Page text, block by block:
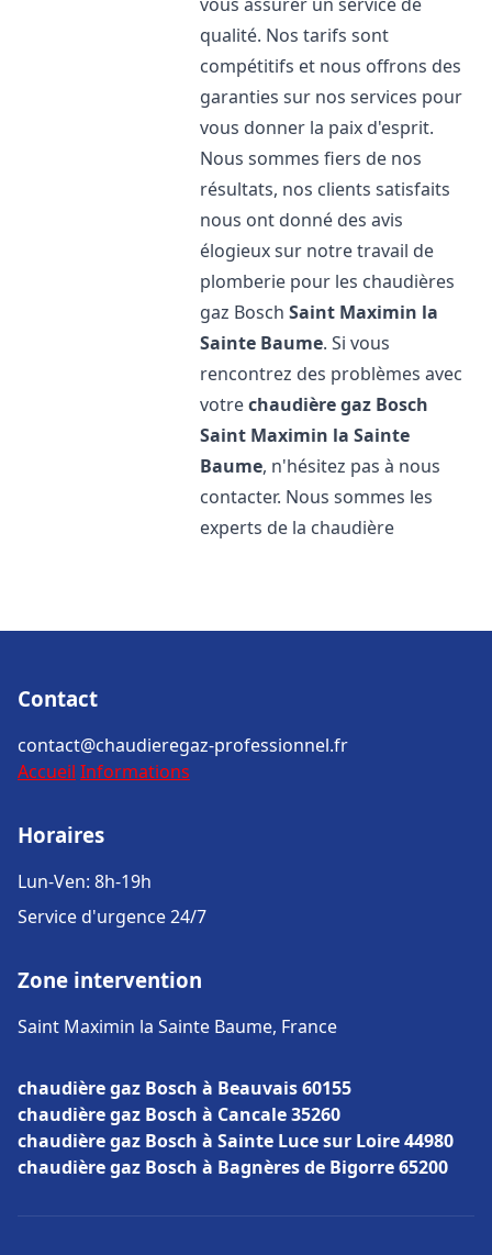
qualité. Nos tarifs sont
compétitifs et nous offrons des
garanties sur nos services pour
vous donner la paix d'esprit.
Nous sommes fiers de nos
résultats, nos clients satisfaits
nous ont donné des avis
élogieux sur notre travail de
plomberie pour les chaudières
gaz BoschSaint Maximin la
Sainte Baume. Si vous
rencontrez des problèmes avec
votrechaudière gaz Bosch
Saint Maximin la Sainte
Baume, n'hésitez pas à nous
contacter. Nous sommes les
experts de la chaudière
Contact
contact@chaudieregaz-professionnel.fr
Accueil Informations
Horaires
Lun-Ven: 8h-19h
Service d'urgence 24/7
Zone intervention
Saint Maximin la Sainte Baume, France
chaudière gaz Bosch à Beauvais 60155
chaudière gaz Bosch à Cancale 35260
chaudière gaz Bosch à Sainte Luce sur Loire 44980
chaudière gaz Bosch à Bagnères de Bigorre 65200